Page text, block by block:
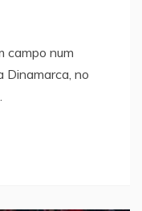
campo num
Dinamarca, no